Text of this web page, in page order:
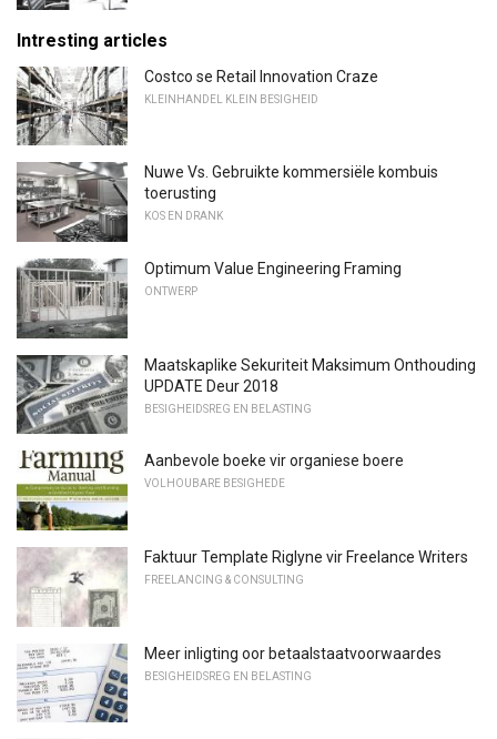
Intresting articles
Costco se Retail Innovation Craze
KLEINHANDEL KLEIN BESIGHEID
Nuwe Vs. Gebruikte kommersiële kombuis
toerusting
KOS EN DRANK
Optimum Value Engineering Framing
ONTWERP
Maatskaplike Sekuriteit Maksimum Onthouding
UPDATE Deur 2018
BESIGHEIDSREG EN BELASTING
Aanbevole boeke vir organiese boere
VOLHOUBARE BESIGHEDE
Faktuur Template Riglyne vir Freelance Writers
FREELANCING & CONSULTING
Meer inligting oor betaalstaatvoorwaardes
BESIGHEIDSREG EN BELASTING